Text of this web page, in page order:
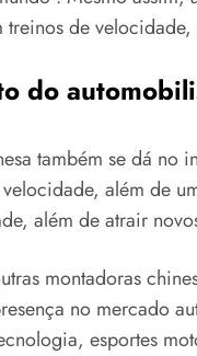
de
do
também se dá no
além de
além de atrair
montadoras
no mercado
esportes